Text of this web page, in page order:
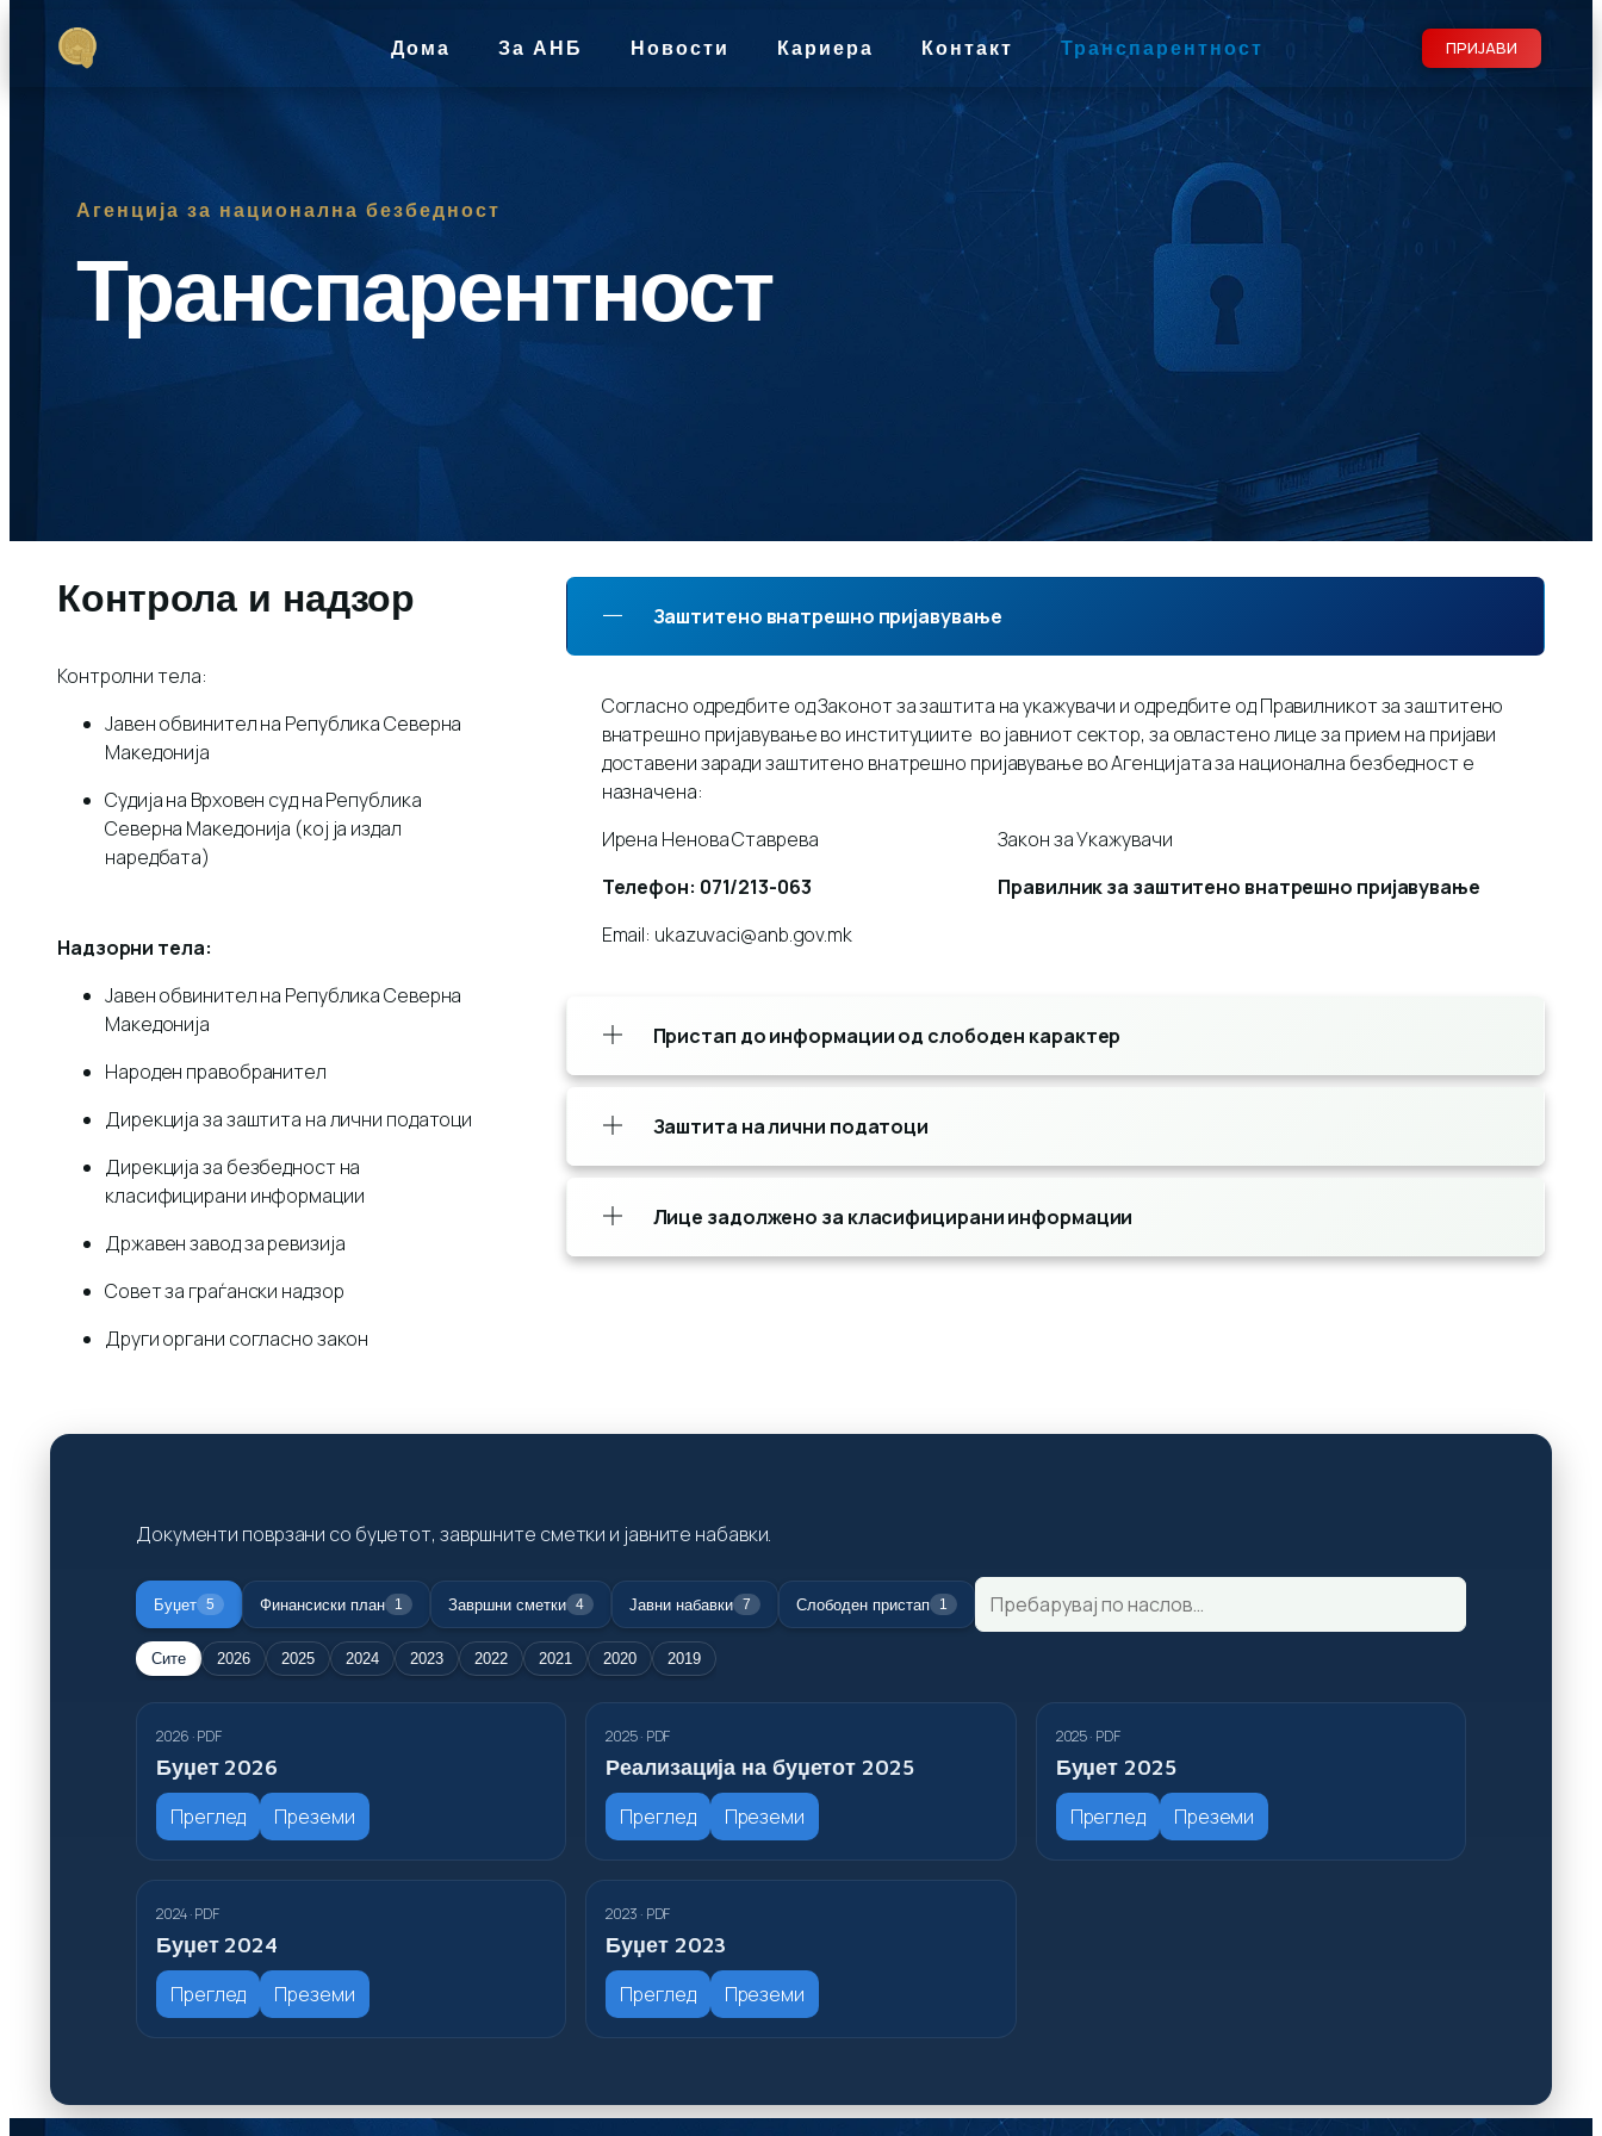
Дома За АНБ Новости Кариера Контакт Транспарентност ПРИЈАВИ
Агенција за национална безбедност
Транспарентност
Контрола и надзор
Контролни тела:
Јавен обвинител на Република Северна
Македонија
Судија на Врховен суд на Република
Северна Македонија (кој ја издал
наредбата)
Надзорни тела:
Јавен обвинител на Република Северна
Македонија
Народен правобранител
Дирекција за заштита на лични податоци
Дирекција за безбедност на
класифицирани информации
Државен завод за ревизија
Совет за граѓански надзор
Други органи согласно закон
Заштитено внатрешно пријавување
Согласно одредбите од Законот за заштита на укажувачи и одредбите од Правилникот за заштитено
внатрешно пријавување во институциите во јавниот сектор, за овластено лице за прием на пријави
доставени заради заштитено внатрешно пријавување во Агенцијата за национална безбедност е
назначена:
Ирена Ненова СтавреваЗакон за Укажувачи
Телефон: 071/213-063 Правилник за заштитено внатрешно пријавување
Email: ukazuvaci@anb.gov.mk
Пристап до информации од слободен карактер
Заштита на лични податоци
Лице задолжено за класифицирани информации
Документи поврзани со буџетот, завршните сметки и јавните набавки.
Буџет 5 Финансиски план 1 Завршни сметки 4 Јавни набавки 7 Слободен пристап 1
Пребарувај по наслов
Сите 2026 2025 2024 2023 2022 2021 2020 2019
2026 · PDF
Буџет 2026
Преглед Преземи
2025 · PDF
Реализација на буџетот 2025
Преглед Преземи
2025 · PDF
Буџет 2025
Преглед Преземи
2024 · PDF
Буџет 2024
Преглед Преземи
2023 · PDF
Буџет 2023
Преглед Преземи